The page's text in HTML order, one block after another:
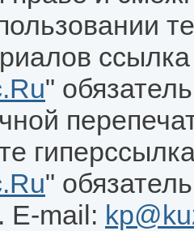
"
"
E-mail: